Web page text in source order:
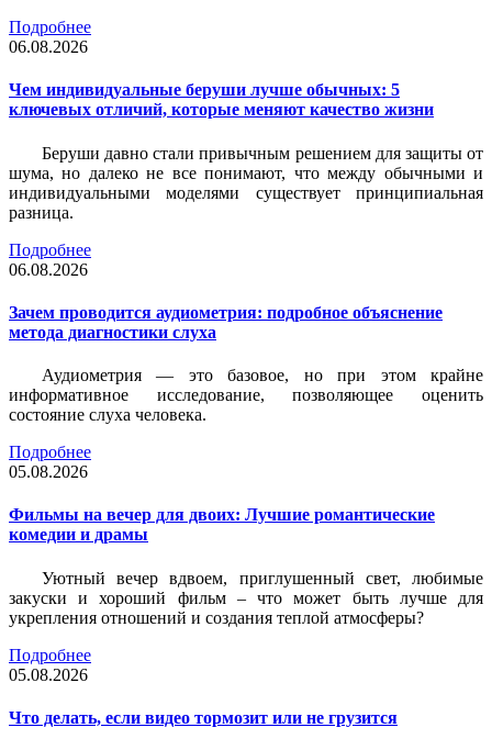
Подробнее
06.08.2026
Чем индивидуальные беруши лучше обычных: 5
ключевых отличий, которые меняют качество жизни
Беруши давно стали привычным решением для защиты от
шума, но далеко не все понимают, что между обычными и
индивидуальными моделями существует принципиальная
разница.
Подробнее
06.08.2026
Зачем проводится аудиометрия: подробное объяснение
метода диагностики слуха
Аудиометрия — это базовое, но при этом крайне
информативное исследование, позволяющее оценить
состояние слуха человека.
Подробнее
05.08.2026
Фильмы на вечер для двоих: Лучшие романтические
комедии и драмы
Уютный вечер вдвоем, приглушенный свет, любимые
закуски и хороший фильм – что может быть лучше для
укрепления отношений и создания теплой атмосферы?
Подробнее
05.08.2026
Что делать, если видео тормозит или не грузится